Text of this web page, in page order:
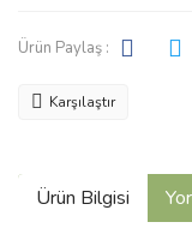
Ürün Paylaş :
Karşılaştır
Ürün Bilgisi